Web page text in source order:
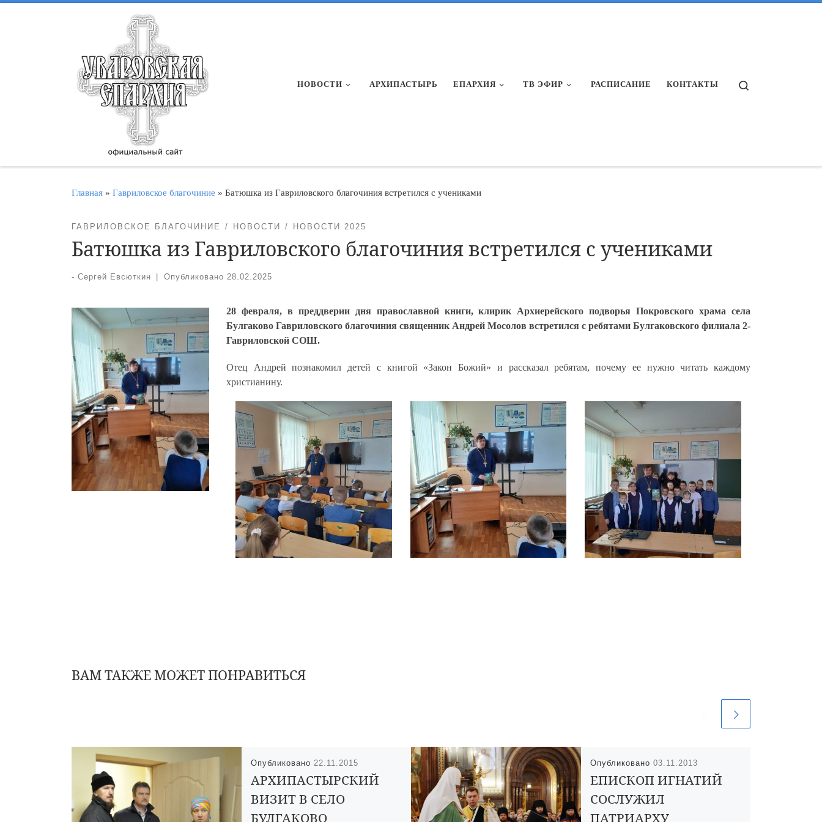
НОВОСТИ АРХИПАСТЫРЬ ЕПАРХИЯ ТВ ЭФИР РАСПИСАНИЕ КОНТАКТЫ
Главная » Гавриловское благочиние » Батюшка из Гавриловского благочиния встретился с учениками
ГАВРИЛОВСКОЕ БЛАГОЧИНИЕ НОВОСТИ НОВОСТИ 2025
Батюшка из Гавриловского благочиния встретился с учениками
- Сергей Евсюткин Опубликовано 28.02.2025
28 февраля, в преддверии дня православной книги, клирик Архиерейского подворья Покровского храма села
Булгаково Гавриловского благочиния священник Андрей Мосолов встретился с ребятами Булгаковского филиала 2-
Гавриловской СОШ.
Отец Андрей познакомил детей с книгой «Закон Божий» и рассказал ребятам, почему ее нужно читать каждому
христианину.
ВАМ ТАКЖЕ МОЖЕТ ПОНРАВИТЬСЯ
Опубликовано 22.11.2015
АРХИПАСТЫРСКИЙ
ВИЗИТ В СЕЛО
БУЛГАКОВО
Опубликовано 03.11.2013
ЕПИСКОП ИГНАТИЙ
СОСЛУЖИЛ
ПАТРИАРХУ